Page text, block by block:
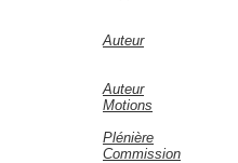
Auteur
Auteur
Motions
Plénière
Commission